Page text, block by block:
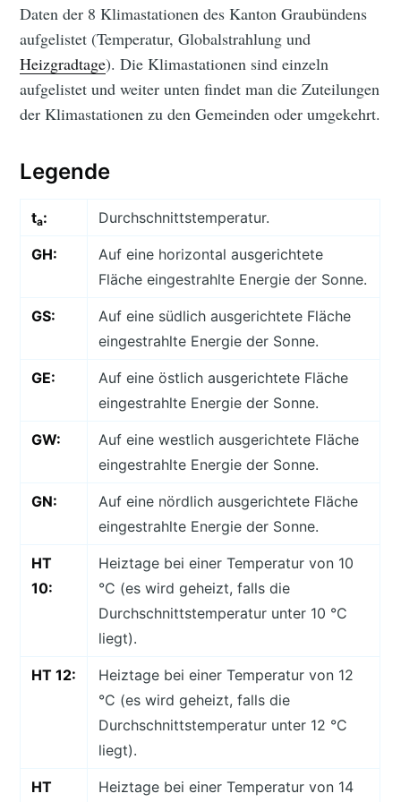
Daten der 8 Klimastationen des Kanton Graubündens
aufgelistet (Temperatur, Globalstrahlung und
Heizgradtage). Die Klimastationen sind einzeln
aufgelistet und weiter unten findet man die Zuteilungen
der Klimastationen zu den Gemeinden oder umgekehrt.
Legende
ta: Durchschnittstemperatur.
GH:
Auf eine horizontal ausgerichtete
Fläche eingestrahlte Energie der Sonne.
GS:
Auf eine südlich ausgerichtete Fläche
eingestrahlte Energie der Sonne.
GE:
Auf eine östlich ausgerichtete Fläche
eingestrahlte Energie der Sonne.
GW:
Auf eine westlich ausgerichtete Fläche
eingestrahlte Energie der Sonne.
GN:
Auf eine nördlich ausgerichtete Fläche
eingestrahlte Energie der Sonne.
HT
10:
Heiztage bei einer Temperatur von 10
°C (es wird geheizt, falls die
Durchschnittstemperatur unter 10 °C
liegt).
HT 12:
Heiztage bei einer Temperatur von 12
°C (es wird geheizt, falls die
Durchschnittstemperatur unter 12 °C
liegt).
HT
Heiztage bei einer Temperatur von 14